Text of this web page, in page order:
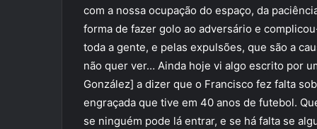
com a nossa ocupação do espaço, da
forma de fazer golo ao adversário e
toda a gente, e pelas expulsões, que são a
não quer ver… Ainda hoje vi algo escrito por
González] a dizer que o Francisco fez falta
engraçada que tive em 40 anos de futebol.
se ninguém pode lá entrar, e se há falta se